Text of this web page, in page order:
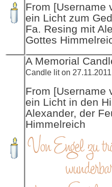
From [Username
ein Licht zum
Fa. Resing mit
Gottes
A Memorial
Candle lit on
From [Username
ein Licht in den
Alexander, der
Himmelreich